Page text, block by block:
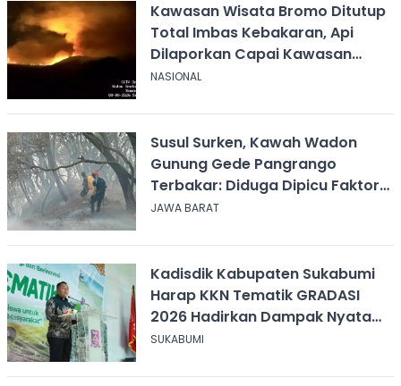
Kawasan Wisata Bromo Ditutup
Total Imbas Kebakaran, Api
Dilaporkan Capai Kawasan
Sabana
NASIONAL
Susul Surken, Kawah Wadon
Gunung Gede Pangrango
Terbakar: Diduga Dipicu Faktor
Alam
JAWA BARAT
Kadisdik Kabupaten Sukabumi
Harap KKN Tematik GRADASI
2026 Hadirkan Dampak Nyata
bagi Masyarakat
SUKABUMI